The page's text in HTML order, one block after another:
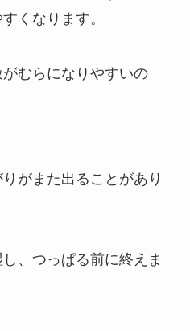
くなります。
むらになりやすいの
がまた出ることがあり
、つっぱる前に終えま